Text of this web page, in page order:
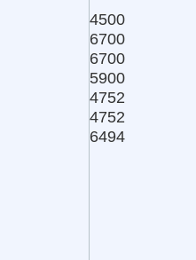
4500
6700
6700
5900
4752
4752
6494